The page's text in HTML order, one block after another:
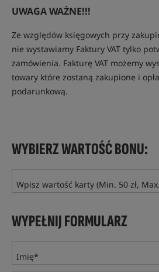
UWAGA WAŻNE!!!
Ze względów księgowych przy
nie wystawiamy Faktury VAT tylko
zamówienia. Fakturę VAT możemy
towary które zostaną zakupione i
podarunkową.
WYBIERZ WARTOŚĆ BONU:
Wpisz wartość karty (Min. 50 zł,
WYPEŁNIJ FORMULARZ
Imię*